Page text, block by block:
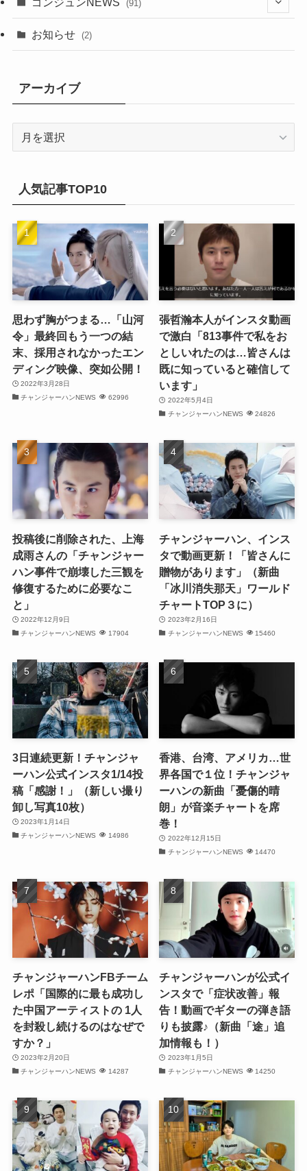
(20)
(21)
(25)
(23)
(31)
(29)
(30)
(32)
(32)
(29)
(32)
(32)
(29)
(31)
(32)
(30)
(32)
(31)
(14)
(6)
(91)
(16)
(17)
お知らせ (2)
アーカイブ
ブ
人気記事TOP10
思わず胸がつまる…「山河
令」最終回もう一つの結
末、採用されなかったエン
ディング映像、突如公開！
2022年3月28日
チャンジャーハンNEWS
62996
張哲瀚本人がインスタ動画
で激白「813事件で私をお
としいれたのは…皆さんは
既に知っていると確信して
います」
2022年5月4日
チャンジャーハンNEWS
24826
投稿後に削除された、上海
成雨さんの「チャンジャー
ハン事件で崩壊した三観を
修復するために必要なこ
と」
2022年12月9日
チャンジャーハンNEWS
17904
チャンジャーハン、インス
タで動画更新！「皆さんに
贈物があります」（新曲
「冰川消失那天」ワールド
チャートTOP３に）
2023年2月16日
チャンジャーハンNEWS
15460
3日連続更新！チャンジャ
ーハン公式インスタ1/14投
稿「感謝！」（新しい撮り
卸し写真10枚）
2023年1月14日
チャンジャーハンNEWS
14986
香港、台湾、アメリカ…世
界各国で１位！チャンジャ
ーハンの新曲「憂傷的晴
朗」が音楽チャートを席
巻！
2022年12月15日
チャンジャーハンNEWS
14470
チャンジャーハンFBチーム
レポ「国際的に最も成功し
た中国アーティストの 1人
を封殺し続けるのはなぜで
すか？」
2023年2月20日
チャンジャーハンNEWS
14287
チャンジャーハンが公式イ
ンスタで「症状改善」報
告！動画でギターの弾き語
りも披露♪（新曲「途」追
加情報も！）
2023年1月5日
チャンジャーハンNEWS
14250